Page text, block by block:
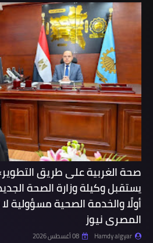
صحة الغربية على طريق
يستقبل وكيلة وزارة الصحة
أولًا والخدمة الصحية مسؤولية
المصرى نيوز
Hamdy algyar 08 أغسطس 2026